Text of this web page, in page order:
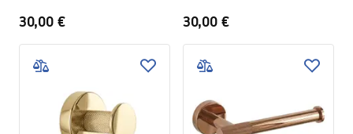
30,00 € 30,00 €